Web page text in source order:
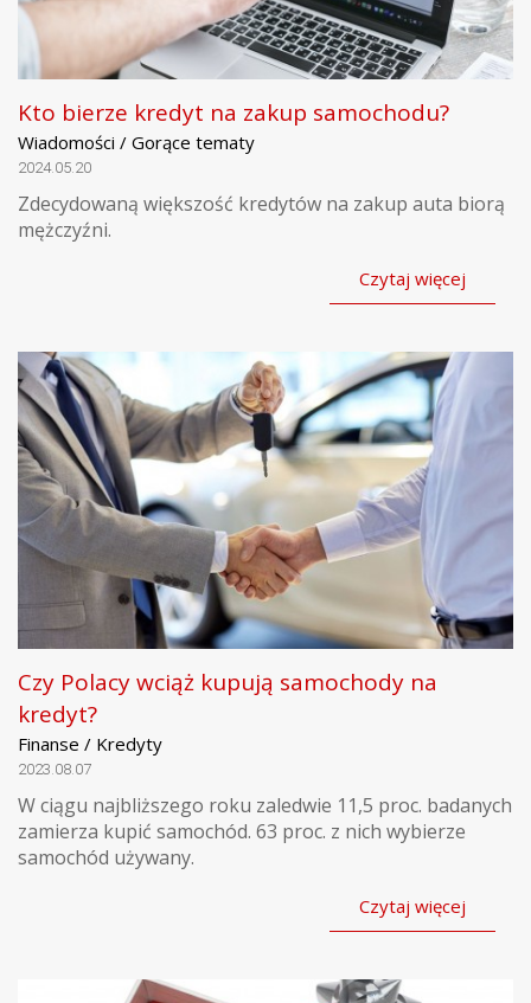
Kto bierze kredyt na zakup samochodu?
Wiadomości / Gorące tematy
2024.05.20
Zdecydowaną większość kredytów na zakup auta biorą
mężczyźni.
Czytaj więcej
Czy Polacy wciąż kupują samochody na
kredyt?
Finanse / Kredyty
2023.08.07
W ciągu najbliższego roku zaledwie 11,5 proc. badanych
zamierza kupić samochód. 63 proc. z nich wybierze
samochód używany.
Czytaj więcej